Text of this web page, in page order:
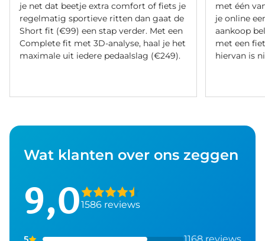
je net dat beetje extra comfort of fiets je
regelmatig sportieve ritten dan gaat de
Short fit (€99) een stap verder. Met een
Complete fit met 3D-analyse, haal je het
maximale uit iedere pedaalslag (€249).
met één
je online
aankoop
met een
hiervan is
Wat klanten over ons zeggen
9,01586 reviews